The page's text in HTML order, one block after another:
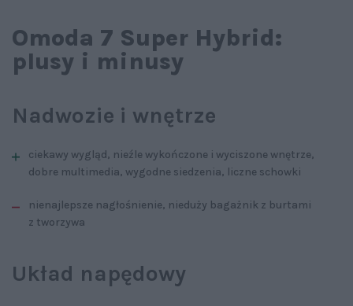
Omoda 7 Super Hybrid:
plusy i minusy
Nadwozie i wnętrze
ciekawy wygląd, nieźle wykończone i wyciszone wnętrze,
dobre multimedia, wygodne siedzenia, liczne schowki
nienajlepsze nagłośnienie, nieduży bagażnik z burtami
z tworzywa
Układ napędowy